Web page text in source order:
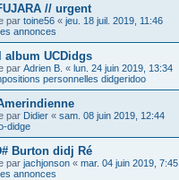
// urgent
par toine56 « jeu. 18 juil. 2019, 11:46
annonces
album UCDidgs
par Adrien B. « lun. 24 juin 2019, 13:34
personnelles didgeridoo
par Didier « sam. 08 juin 2019, 12:44
didge
Burton didj Ré
par jachjonson « mar. 04 juin 2019, 7:45
annonces